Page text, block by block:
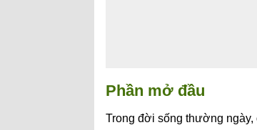
Phần mở đầu
Trong đời sống thường